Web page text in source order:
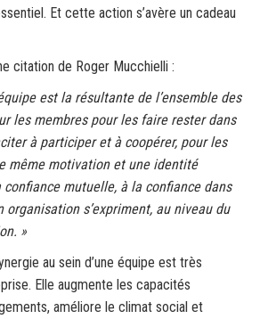
Et cette action s’avère un cadeau
citation de Roger Mucchielli :
est la résultante de l’ensemble des
les membres pour les faire rester dans
à participer et à coopérer, pour les
même motivation et une identité
confiance mutuelle, à la confiance dans
organisation s’expriment, au niveau du
»
au sein d’une équipe est très
Elle augmente les capacités
améliore le climat social et